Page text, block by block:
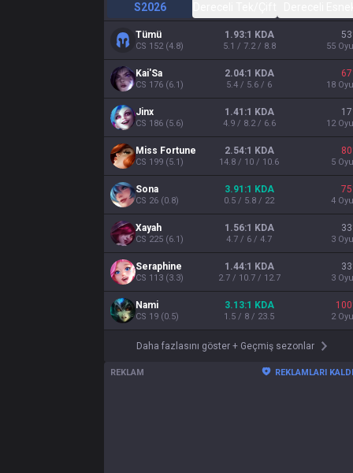
S2026
Tümü
CS 152(4.8)
1.93:1 KDA
5.1 / 7.2 / 8.8
53
55
Kai'Sa
CS 176 (6.1)
2.04:1 KDA
5.4 / 5.6 / 6
67
18
Jinx
CS 186 (5.6)
1.41:1 KDA
4.9 / 8.2 / 6.6
17
12
Miss Fortune
CS 199 (5.1)
2.54:1 KDA
14.8 / 10 / 10.6
80
5
Sona
CS 26 (0.8)
3.91:1 KDA
0.5 / 5.8 / 22
75
4
Xayah
CS 225 (6.1)
1.56:1 KDA
4.7 / 6 / 4.7
33
3
Seraphine
CS 113 (3.3)
1.44:1 KDA
2.7 / 10.7 / 12.7
33
3
Nami
CS 19 (0.5)
3.13:1 KDA
1.5 / 8 / 23.5
100
2
Daha fazlasını göster + Geçmiş sezonlar
REKLAM REKLAMLARI